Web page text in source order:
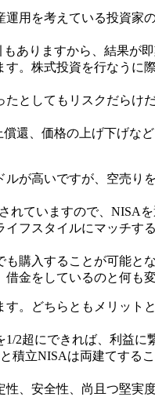
用を考えている投資家
ありますから、結果が
。株式投資を行なうに
としてもリスクだら
還、価格の上げ下げな
が高いですが、空売り
ていますので、NISAを
フスタイルにマッチす
購入することが可能とな
金をしているのと何も
。どちらともメリット
2超にできれば、利益に
立NISAは両建てする
、安全性、尚且つ堅実